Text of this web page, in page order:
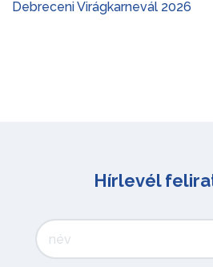
Debreceni Virágkarnevál 2026
Hírlevél